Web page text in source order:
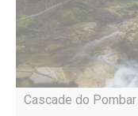
Cascade do Pombar